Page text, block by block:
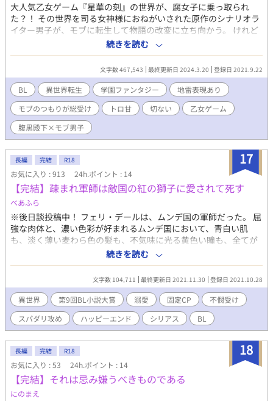
大人気乙女ゲーム『星華の刻』の世界が、腐女子に乗っ取られ
た？！ その世界を司る女神様におねがいされた原作のシナリオラ
イター男子が、モブに転生して物語の改変に立ち向かう。 けれど
いきなり隠し攻略キャラの腹黒殿下に気に入られ、気がつけば各
攻略キャラともフラグが立つんですけども？！ ……みたいな話が
読みたくて、ちょっとだけ自分の趣味に正直に書いてみた。 ＊マ
ークのついている話は、閲覧注意な肌色多め展開。 他サイトでも
先行及び同時掲載しております。 11月開催の第9回BL小説大賞に
エントリーしてみました。
続きを読む
文字数 467,543 最終更新日 2024.3.20 登録日 2021.9.22
BL 異世界転生 学園ファンタジー
地雷表現あり
モブのつもりが総受け
トロ甘 切ない
乙女ゲーム
腹黒殿下×モブ男子
17
長編 完結 R18
お気に入り : 913 24h.ポイント : 14
【完結】疎まれ軍師は敵国の紅の獅子に愛されて死す
べあふら
※後日談投稿中！ フェリ・デールは、ムンデ国の軍師だった。 屈
強な肉体と、濃い色彩が好まれるムンデ国において、青白い肌
も、淡く薄い麦わら色の髪も、不気味に光る黄色い瞳も、全てが
忌諱され、長らく暴虐の中にいた。 大国グランカリス帝国との戦
において、大敗を喫したムンデ国は、フェリに自国の被害も罪過
も転嫁し、戦の首謀者としてグランカリス帝国に差し出した。 フ
ェリを待ち受けていたのは、帝国の覇王と謳われる紅の獅子ジグ
ムント・ヴァン・グランカリス。 自国で虐げられてきたフェリの
行いを、最も理解し、認めてくれたのは、皮肉にも敵国の最高権
力者だった………。 フェリ自身も知らない己の秘密、覇王ジグム
ントの想いとは………。 ※僭越ながら、『BL小説大賞』エントリ
ーさせていただきました！応援よろしくお願いします。 ※最後は
ハッピーエンドです。 ※肌の色や、髪、瞳の色を描写する表現が
ありますが、特定の色彩を中傷する意図はありません。ご不快に
なられる方は、お控えください。 ※途中残虐、非人道的な表現あ
り。苦手な方は自衛してください。
続きを読む
文字数 104,711 最終更新日 2021.11.30 登録日 2021.10.28
異世界 第9回BL小説大賞 溺愛 固定CP
不憫受け
スパダリ攻め
ハッピーエンド シリアス BL
18
長編 完結 R18
お気に入り : 53 24h.ポイント : 14
【完結】それは忌み嫌うべきものである
にのまえ